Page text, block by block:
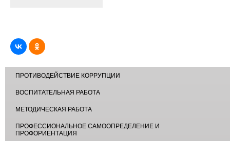
ПРОТИВОДЕЙСТВИЕ КОРРУПЦИИ
ВОСПИТАТЕЛЬНАЯ РАБОТА
МЕТОДИЧЕСКАЯ РАБОТА
ПРОФЕССИОНАЛЬНОЕ САМООПРЕДЕЛЕНИЕ И
ПРОФОРИЕНТАЦИЯ